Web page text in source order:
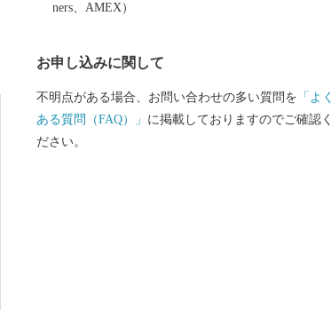
ners、AMEX）
お申し込みに関して
不明点がある場合、お問い合わせの多い質問を 「よく
ある質問（FAQ）」 に掲載しておりますのでご確認く
ださい。